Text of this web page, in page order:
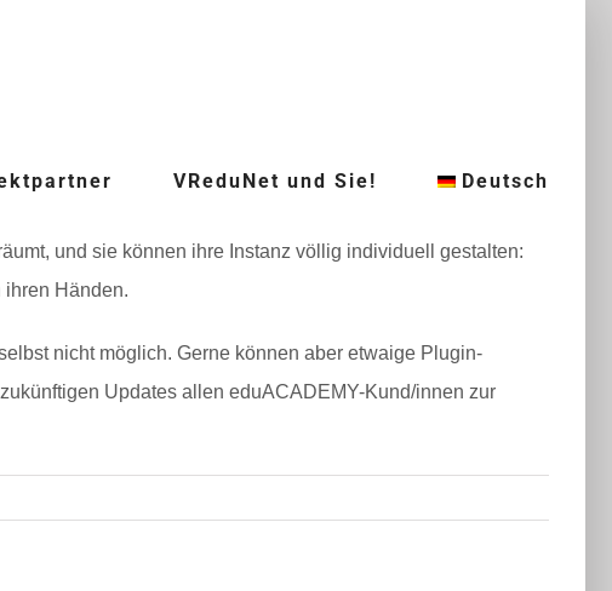
VReduNet und Sie! Deutsch
und sie können ihre Instanz völlig individuell gestalten:
ihren Händen.
nicht möglich. Gerne können aber etwaige Plugin-
Updates allen eduACADEMY-Kund/innen zur